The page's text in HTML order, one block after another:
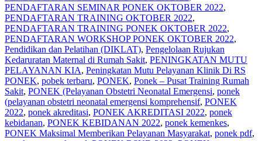
PENDAFTARAN SEMINAR PONEK OKTOBER 2022,
PENDAFTARAN TRAINING OKTOBER 2022,
PENDAFTARAN TRAINING PONEK OKTOBER 2022,
PENDAFTARAN WORKSHOP PONEK OKTOBER 2022,
Pendidikan dan Pelatihan (DIKLAT), Pengelolaan Rujukan
Kedaruratan Maternal di Rumah Sakit, PENINGKATAN MUTU
PELAYANAN KIA, Peningkatan Mutu Pelayanan Klinik Di RS
PONEK, pobek terbaru, PONEK, Ponek – Pusat Training Rumah
Sakit, PONEK (Pelayanan Obstetri Neonatal Emergensi, ponek
(pelayanan obstetri neonatal emergensi komprehensif, PONEK
2022, ponek akreditasi, PONEK AKREDITASI 2022, ponek
kebidanan, PONEK KEBIDANAN 2022, ponek kemenkes,
PONEK Maksimal Memberikan Pelayanan Masyarakat, ponek pdf,